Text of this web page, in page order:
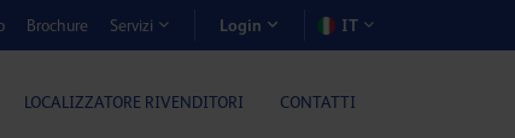
Brochure Servizi Login IT
LOCALIZZATORE RIVENDITORI CONTATTI